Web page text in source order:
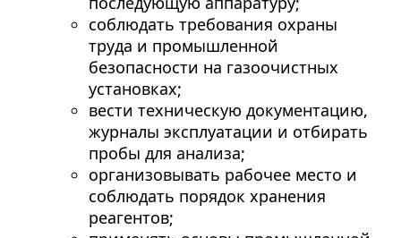
соблюдать требования охраны
труда и промышленной
безопасности на газоочистных
установках;
вести техническую документацию,
журналы эксплуатации и отбирать
пробы для анализа;
организовывать рабочее место и
соблюдать порядок хранения
реагентов;